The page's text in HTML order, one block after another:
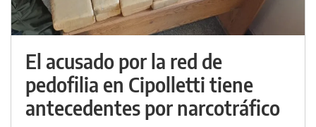
El acusado por la red de
pedofilia en Cipolletti tiene
antecedentes por narcotráfico